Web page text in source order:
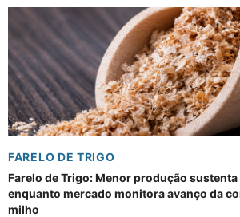
FARELO DE TRIGO
Farelo de Trigo: Menor produção
enquanto mercado monitora avanço da
milho